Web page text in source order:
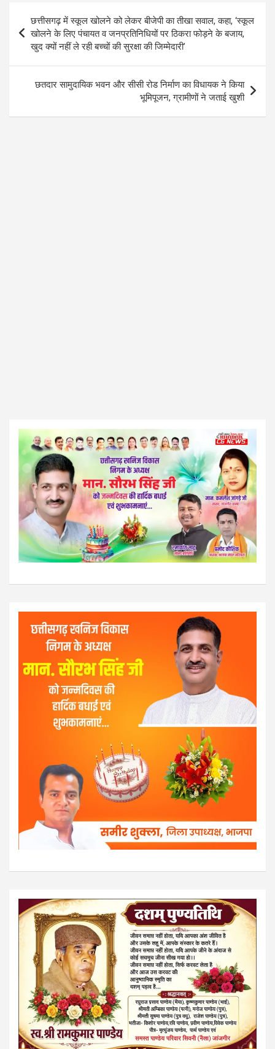
o
o
k
A
p
p
a
m
navigation
छत्तीसगढ़ में स्कूल खोलने को लेकर बीजेपी का तीखा सवाल, कहा, ‘स्कूल
खोलने के लिए पंचायत व जनप्रतिनिधियों पर ठिकरा फोड़ने के बजाय,
खुद क्यों नहीं ले रही बच्चों की सुरक्षा की जिम्मेदारी’
छतदार सामुदायिक भवन और सीसी रोड निर्माण का विधायक ने किया
भूमिपूजन, ग्रामीणों ने जताई खुशी